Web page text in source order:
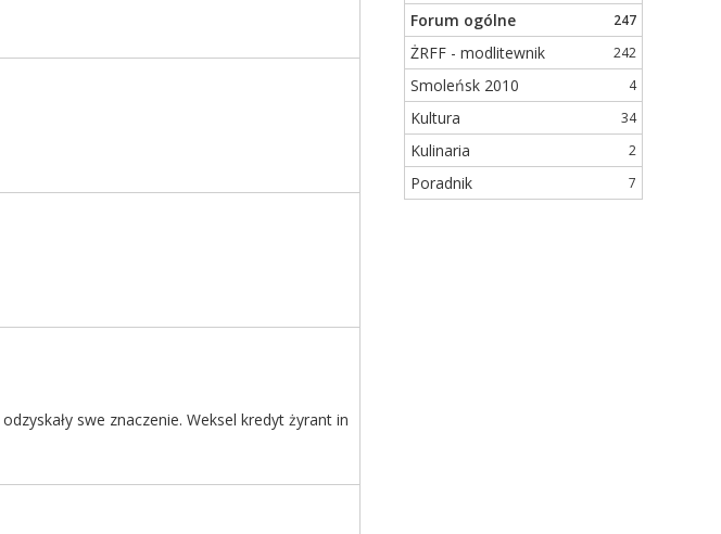
swe znaczenie. Weksel kredyt żyrant in
247
Forum ogólne
242
ŻRFF - modlitewnik
4
Smoleńsk 2010
34
Kultura
2
Kulinaria
7
Poradnik